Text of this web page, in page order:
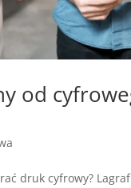
od
druk cyfrowy?